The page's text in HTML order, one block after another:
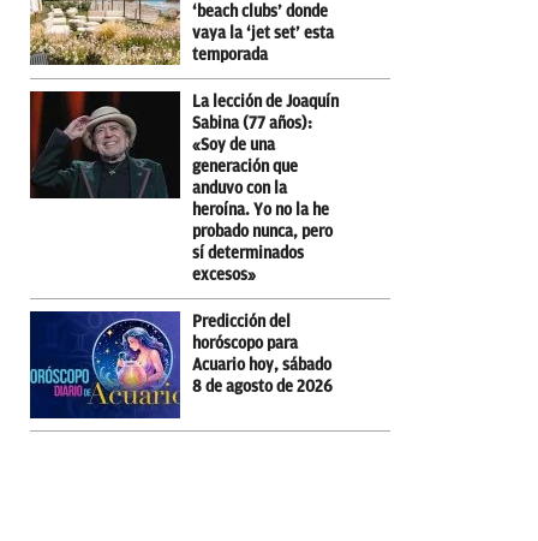
‘beach clubs’ donde
vaya la ‘jet set’ esta
temporada
La lección de Joaquín
Sabina (77 años):
«Soy de una
generación que
anduvo con la
heroína. Yo no la he
probado nunca, pero
sí determinados
excesos»
Predicción del
horóscopo para
Acuario hoy, sábado
8 de agosto de 2026